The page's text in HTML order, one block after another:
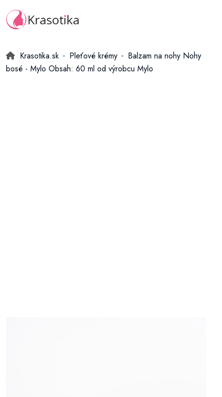
Krasotika.sk Pleťové krémy
Balzam na nohy Nohy
bosé - Mylo Obsah: 60 ml od výrobcu Mylo